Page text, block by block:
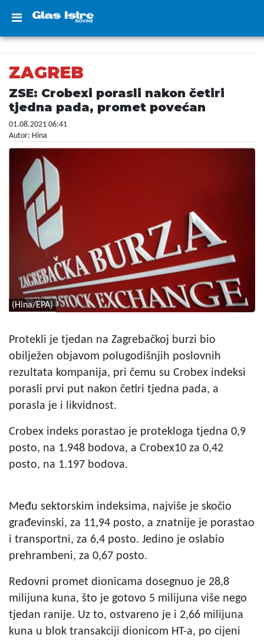
ZAGREB
ZSE: Crobexi porasli nakon četiri
tjedna pada, promet povećan
01.08.2021 06:41
Autor: Hina
(Hina/EPA)
Protekli je tjedan na Zagrebačkoj burzi bio
obilježen objavom polugodišnjih poslovnih
rezultata kompanija, pri čemu su Crobex indeksi
porasli prvi put nakon četiri tjedna pada, a
porasla je i likvidnost.
Crobex indeks porastao je protekloga tjedna 0,9
posto, na 1.948 bodova, a Crobex10 za 0,42
posto, na 1.197 bodova.
Među sektorskim indeksima, najviše je skočio
građevinski, za 11,94 posto, a znatnije je porastao
i transportni, za 6,4 posto. Jedino je oslabio
prehrambeni, za 0,67 posto.
Redovni promet dionicama dosegnuo je 28,8
milijuna kuna, što je gotovo 5 milijuna više nego
tjedan ranije. Uz to, ostvareno je i 2,66 milijuna
kuna u blok transakciji dionicom HT-a, po cijeni